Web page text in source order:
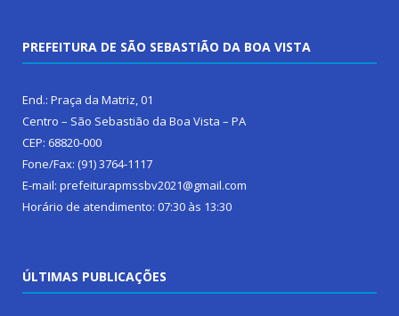
PREFEITURA DE SÃO SEBASTIÃO DA BOA VISTA
End.: Praça da Matriz, 01
Centro – São Sebastião da Boa Vista – PA
CEP: 68820-000
Fone/Fax: (91) 3764-1117
E-mail: prefeiturapmssbv2021@gmail.com
Horário de atendimento: 07:30 às 13:30
ÚLTIMAS PUBLICAÇÕES